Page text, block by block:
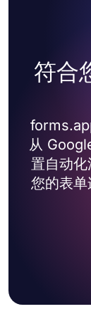
符合
从
置自动
您的表